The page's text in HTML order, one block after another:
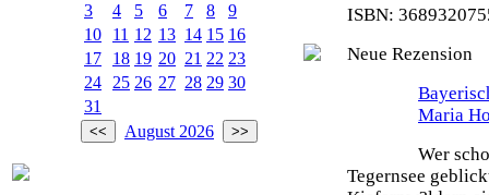
3
4 5 6 7 8
9
10
11 12 13 14 15 16
17
18 19 20 21 22 23
24
25 26 27 28 29 30
31
August 2026
ISBN:
Neue Rezension
Maria
Wer
Tegernsee